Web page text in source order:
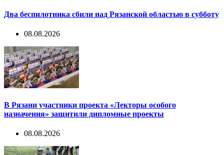
Два беспилотника сбили над Рязанской областью в субботу
08.08.2026
В Рязани участники проекта «Лекторы особого
назначения» защитили дипломные проекты
08.08.2026